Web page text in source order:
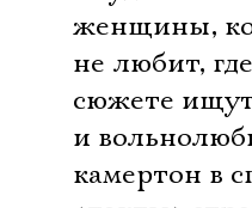
женщины,
не любит,
сюжете
и
камертон в